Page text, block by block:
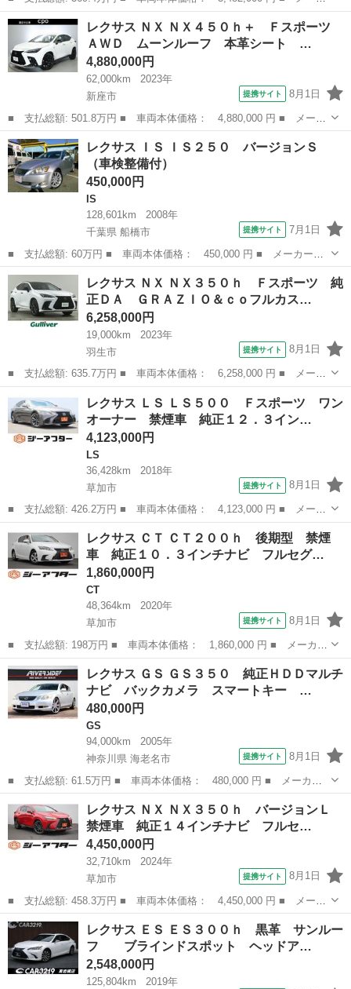
ー名： レクサス ■ 車種名： ＬＳ ■ グレード名： ＬＳ５００
ｈ バージョンＬ 禁煙車 白革シート 純正１２．３インチナビ
フルセグ...
埼玉 草加市 LS
レクサス ＮＸ ＮＸ４５０ｈ＋ Ｆスポーツ
ＡＷＤ ムーンルーフ 本革シート …
4,880,000円
62,000km
2023年
新座市
提携サイト 8月1日
■ 支払総額: 501.8万円 ■ 車両本体価格： 4,880,000 円 ■ メーカ
ー名： レクサス ■ 車種名： ＮＸ ■ グレード名： ＮＸ４５０
ｈ＋ Ｆスポーツ ＡＷＤ ムーンルーフ 本革シート オレンジブ
レーキキ...
埼玉 新座市 レクサス
レクサス ＩＳ ＩＳ２５０ バージョンＳ
（車検整備付）
450,000円
IS
128,601km
2008年
千葉県 船橋市
提携サイト 7月1日
■ 支払総額: 60万円 ■ 車両本体価格： 450,000 円 ■ メーカー
名： レクサス ■ 車種名： ＩＳ ■ グレード名： ＩＳ２５０
バージョンＳ ■ 排気量： 2500cc ■ ドア枚数： 4D ■ ミッショ
ン...
千葉 船橋市 IS
レクサス ＮＸ ＮＸ３５０ｈ Ｆスポーツ 純
正ＤＡ ＧＲＡＺＩＯ＆ｃｏフルカス…
6,258,000円
19,000km
2023年
羽生市
提携サイト 8月1日
■ 支払総額: 635.7万円 ■ 車両本体価格： 6,258,000 円 ■ メーカ
ー名： レクサス ■ 車種名： ＮＸ ■ グレード名： ＮＸ３５０
ｈ Ｆスポーツ 純正ＤＡ ＧＲＡＺＩＯ＆ｃｏフルカスタム ３６
０° パ...
レクサス
レクサス ＬＳ ＬＳ５００ Ｆスポーツ ワン
オーナー 禁煙車 純正１２．３イン…
4,123,000円
LS
36,428km
2018年
草加市
提携サイト 8月1日
■ 支払総額: 426.2万円 ■ 車両本体価格： 4,123,000 円 ■ メーカ
ー名： レクサス ■ 車種名： ＬＳ ■ グレード名： ＬＳ５０
０ Ｆスポーツ ワンオーナー 禁煙車 純正１２．３インチナビ
全周囲カメ...
埼玉 草加市 LS
レクサス ＣＴ ＣＴ２００ｈ 後期型 禁煙
車 純正１０．３インチナビ フルセグ…
1,860,000円
CT
48,364km
2020年
草加市
提携サイト 8月1日
■ 支払総額: 198万円 ■ 車両本体価格： 1,860,000 円 ■ メーカー
名： レクサス ■ 車種名： ＣＴ ■ グレード名： ＣＴ２００
ｈ 後期型 禁煙車 純正１０．３インチナビ フルセグＴＶ バッ
クカメラ レ...
埼玉 草加市 CT
レクサス ＧＳ ＧＳ３５０ 純正ＨＤＤマルチ
ナビ バックカメラ スマートキー …
480,000円
GS
94,000km
2005年
神奈川県 海老名市
提携サイト 8月1日
■ 支払総額: 61.5万円 ■ 車両本体価格： 480,000 円 ■ メーカー
名： レクサス ■ 車種名： ＧＳ ■ グレード名： ＧＳ３５０
純正ＨＤＤマルチナビ バックカメラ スマートキー ＥＴＣ 社外
２０インチア...
神奈川 海老名市
レクサス ＮＸ ＮＸ３５０ｈ バージョンＬ
禁煙車 純正１４インチナビ フルセ…
4,450,000円
32,710km
2024年
草加市
提携サイト 8月1日
■ 支払総額: 458.3万円 ■ 車両本体価格： 4,450,000 円 ■ メーカ
ー名： レクサス ■ 車種名： ＮＸ ■ グレード名： ＮＸ３５０
ｈ バージョンＬ 禁煙車 純正１４インチナビ フルセグＴＶ 全
周囲カメ...
埼玉 草加市 レクサス
レクサス ＥＳ ＥＳ３００ｈ 黒革 サンルー
フ ブラインドスポット ヘッドア…
2,548,000円
125,804km
2019年